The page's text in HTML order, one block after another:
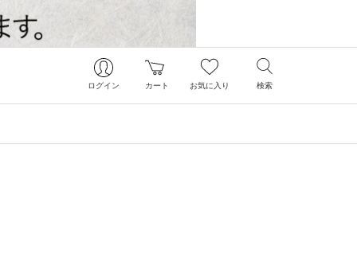
ログイン カート お気に入り 検索